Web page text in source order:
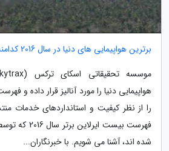
برترین هواپیمایی های دنیا در سال 2016 کدامند؟
هواپیمایی دنیا را مورد آنالیز قرار داده و
را از نظر کیفیت و استانداردهای خدمات
فهرست بیست
شده اند، آشنا می شویم. با خبرنگاران...